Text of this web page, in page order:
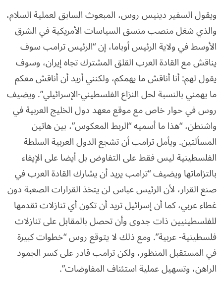
ويقول السفير دينيس روس، المبعوث السابق لعملية السلام،
والذي شغل منصب منسق السياسات الأمريكية في الشرق
الأوسط في ولاية الرئيس أوباما، إن “الرئيس ترامب سوف
يناقش مع القادة العرب القلق المشترك تجاه إيران، وسوف
يقول لهم: أنا أناقش ما يهمكم، ولكنني أريد أن أناقش معكم
ما يهمني بالنسبة لحل النزاع الفلسطيني-الإسرائيلي”. ويضيف
روس في حوار خاص مع موقع معهد دول الخليج العربية في
واشنطن، “هذا ما أسميه “الربط المعكوس”، بين هاتين
المسألتين. ويأمل ترامب أن تشجع الدول العربية السلطة
الفلسطينية ليس فقط على التفاوض بل أيضا على الإيفاء
بالتزاماتها ويضيف “ترامب يريد أن يشارك القادة العرب في
صنع القرار، لأن الرئيس عباس لن يتخذ القرارات الصعبة دون
غطاء عربي، كما أن إسرائيل تريد أن تكون أي تنازلات تقدمها
للفلسطينيين ذات جدوى وأن تحصل بالمقابل على تنازلات
فلسطينية- عربية”. ومع ذلك لا يتوقع روس “خطوات كبيرة
في المستقبل المنظور، ولكن ترامب قادر على كسر الجمود
الراهن، وتسهيل عملية استئناف المفاوضات”.